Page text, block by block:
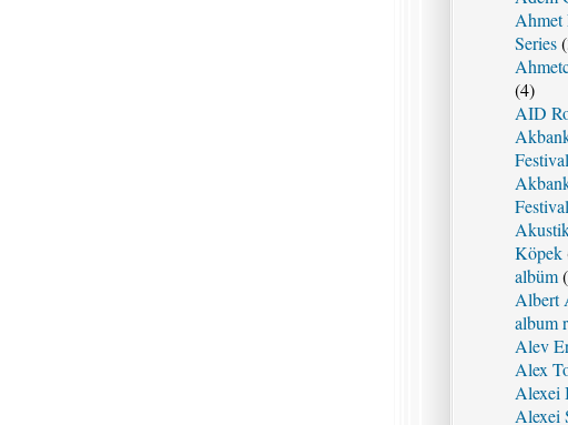
Ahmet
Series
(4)
AID
Festival
Köpek
albüm
Albert
album
Alev
Alex
Alexei
Alexei